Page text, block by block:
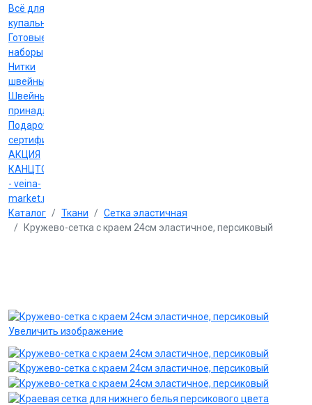
Всё для
купальников
Готовые
наборы
Нитки
швейные
Швейные
принадлежности
Подарочные
сертификаты
АКЦИЯ
КАНЦТОВАРЫ
- veina-
market.ru
Каталог
Ткани
Сетка эластичная
Кружево-сетка с краем 24см эластичное, персиковый
Увеличить изображение